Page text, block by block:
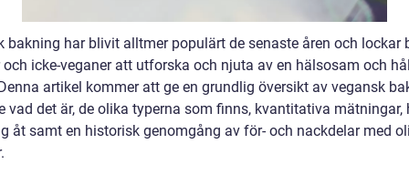
bakning har blivit alltmer populärt de senaste åren och lockar
och icke-veganer att utforska och njuta av en hälsosam och
artikel kommer att ge en grundlig översikt av vegansk
vad det är, de olika typerna som finns, kvantitativa mätningar,
åt samt en historisk genomgång av för- och nackdelar med